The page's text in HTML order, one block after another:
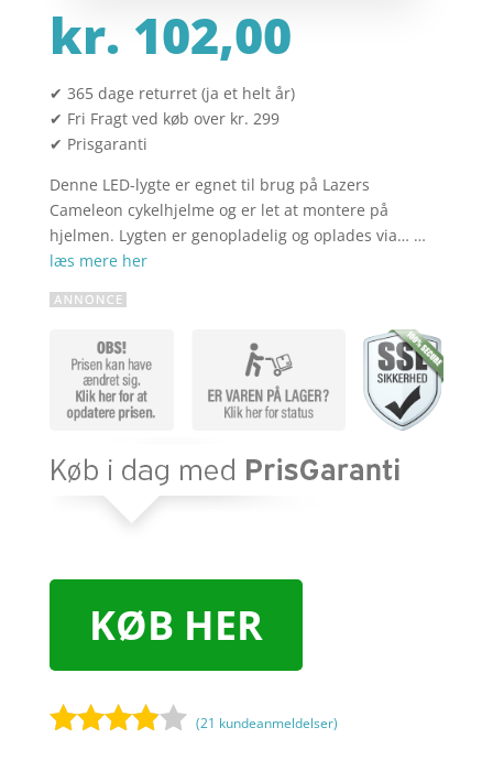
kr. 102,00
✔ 365 dage returret (ja et helt år)
✔ Fri Fragt ved køb over kr. 299
✔ Prisgaranti
Denne LED-lygte er egnet til brug på Lazers
Cameleon cykelhjelme og er let at montere på
hjelmen. Lygten er genopladelig og oplades via… …
læs mere her
KØB HER
(21 kundeanmeldelser)